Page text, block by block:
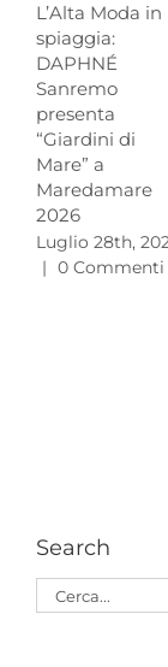
L’Alta Moda in
spiaggia:
DAPHNÉ
Sanremo
presenta
“Giardini di
Mare” a
Maredamare
2026
Luglio 28th,
| 0 Commenti
Search
Cerca